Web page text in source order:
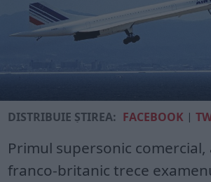
DISTRIBUIE ȘTIREA: FACEBOOK |
Primul supersonic comercial,
franco-britanic trece